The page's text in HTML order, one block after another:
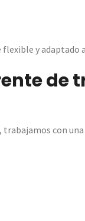
y adaptado
de
trabajamos con